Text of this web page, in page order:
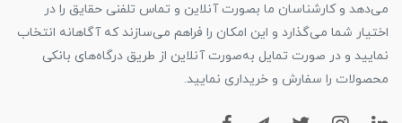
می‌دهد و کارشناسان ما بصورت آنلاین و تماس تلفنی حقایق را در
اختیار شما می‌گذارد و این امکان را فراهم می‌سازند که آگاهانه انتخاب
نمایید و در صورت تمایل به‌صورت آنلاین از طریق درگاه‌های بانکی
محصولات را سفارش و خریداری نمایید.